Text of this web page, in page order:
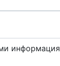
информация